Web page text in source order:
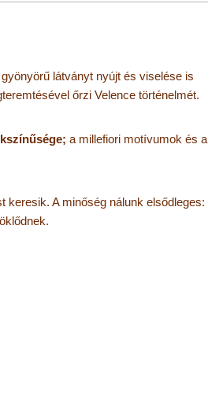
látványt nyújt és viselése is
őrzi Velence történelmét.
a millefiori motívumok és a
A minőség nálunk elsődleges: